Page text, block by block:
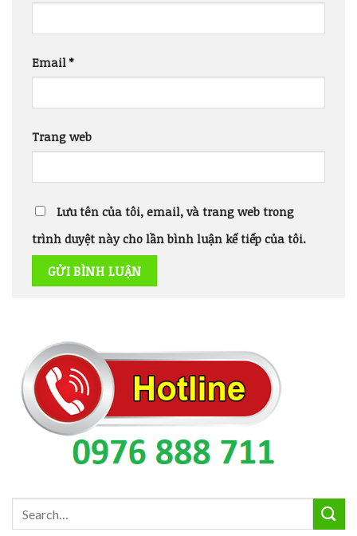
Email*
Trang web
Lưu tên của tôi, email, và trang web trong
trình duyệt này cho lần bình luận kế tiếp của tôi.